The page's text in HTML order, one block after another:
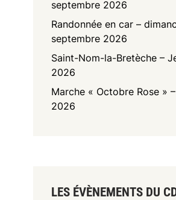
septembre 2026
Randonnée en car –
septembre 2026
Saint-Nom-la-Bretèche –
2026
Marche « Octobre Rose »
2026
LES ÉVÈNEMENTS DU